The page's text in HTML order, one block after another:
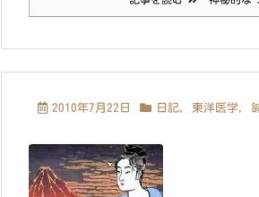
2010年7月22日 日記, 東洋医学,